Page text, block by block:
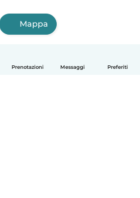
Prenotazioni Messaggi Preferiti
Mappa